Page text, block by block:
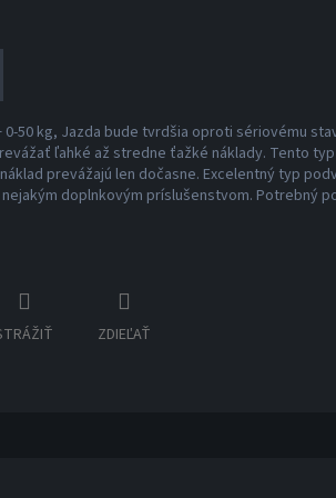
0-50 kg, Jazda bude tvrdšia oproti sériovému
ľahké až stredne ťažké náklady. Tento typ
prevážajú len dočasne. Excelentný typ
doplnkovým príslušenstvom. Potrebný
ZDIEĽAŤ